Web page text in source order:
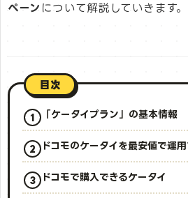
ペーン について解説していきます。
目次
「ケータイプラン」の基本情報
ドコモのケータイを最安値で運
ドコモで購入できるケータイ